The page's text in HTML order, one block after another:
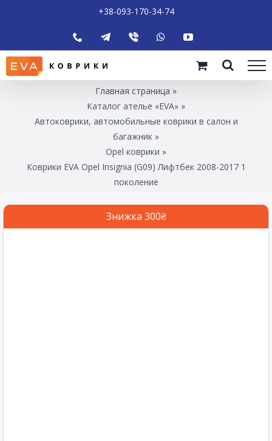
+38-093-170-34-74
Главная страница »
Каталог ателье «EVA» »
Автоковрики, автомобильные коврики в салон и
багажник »
Opel коврики »
Коврики EVA Opel Insignia (G09) Лифтбек 2008-2017 1
поколение
Знижка 300₴